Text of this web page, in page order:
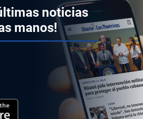
noticias
manos!